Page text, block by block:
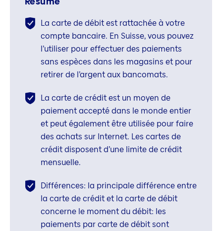
La carte de débit est rattachée à votre
compte bancaire. En Suisse, vous pouvez
l’utiliser pour effectuer des paiements
sans espèces dans les magasins et pour
retirer de l’argent aux bancomats.
La carte de crédit est un moyen de
paiement accepté dans le monde entier
et peut également être utilisée pour faire
des achats sur Internet. Les cartes de
crédit disposent d’une limite de crédit
mensuelle.
Différences: la principale différence entre
la carte de crédit et la carte de débit
concerne le moment du débit: les
paiements par carte de débit sont